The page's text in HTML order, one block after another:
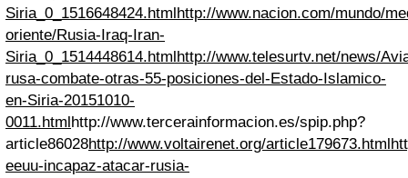
Siria_0_1516648424.htmlhttp://www.nacion.com/mundo/
oriente/Rusia-Iraq-Iran-
Siria_0_1514448614.htmlhttp://www.telesurtv.net/news/
rusa-combate-otras-55-posiciones-del-Estado-Islamico-
en-Siria-20151010-
0011.htmlhttp://www.tercerainformacion.es/spip.php?
article86028http://www.voltairenet.org/article179673.html
eeuu-incapaz-atacar-rusia-